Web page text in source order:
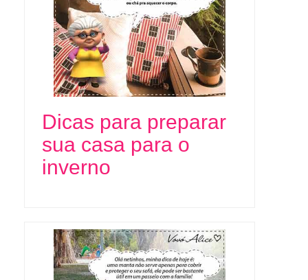
Dicas para preparar
sua casa para o
inverno